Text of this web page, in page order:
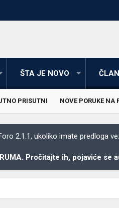
ŠTA JE NOVO
PRISUTNI NOVE PORUKE NA
2.1.1, ukoliko imate predloga
Pročitajte ih, pojaviće